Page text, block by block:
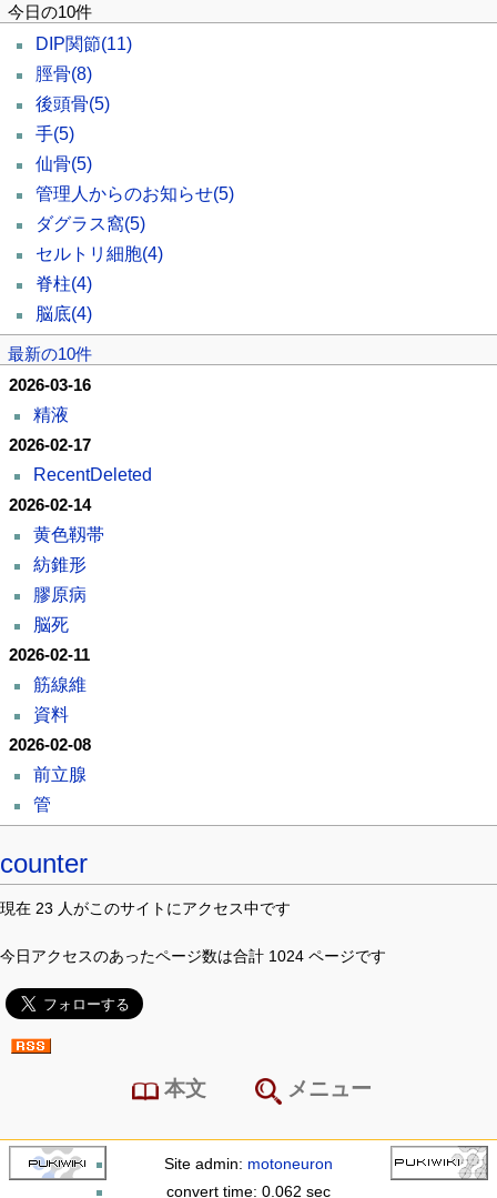
今日の10件
DIP関節(11)
脛骨(8)
後頭骨(5)
手(5)
仙骨(5)
管理人からのお知らせ(5)
ダグラス窩(5)
セルトリ細胞(4)
脊柱(4)
脳底(4)
最新の10件
2026-03-16
精液
2026-02-17
RecentDeleted
2026-02-14
黄色靱帯
紡錐形
膠原病
脳死
2026-02-11
筋線維
資料
2026-02-08
前立腺
管
counter
現在 23 人がこのサイトにアクセス中です
今日アクセスのあったページ数は合計 1024 ページです
本文 メニュー
Site admin: motoneuron
convert time: 0.062 sec